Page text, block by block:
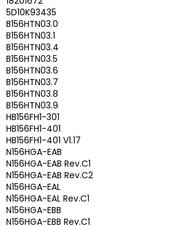
5D10K93435
B156HTN03.0
B156HTN03.1
B156HTN03.4
B156HTN03.5
B156HTN03.6
B156HTN03.7
B156HTN03.8
B156HTN03.9
HB156FH1-301
HB156FH1-401
HB156FH1-401 V1.17
N156HGA-EAB
N156HGA-EAB Rev.C1
N156HGA-EAB Rev.C2
N156HGA-EAL
N156HGA-EAL Rev.C1
N156HGA-EBB
N156HGA-EBB Rev.C1